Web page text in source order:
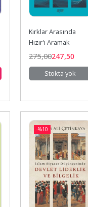
Kırklar Arasında
Hızır'ı Aramak
275,00247,50
Stokta yok
-%10